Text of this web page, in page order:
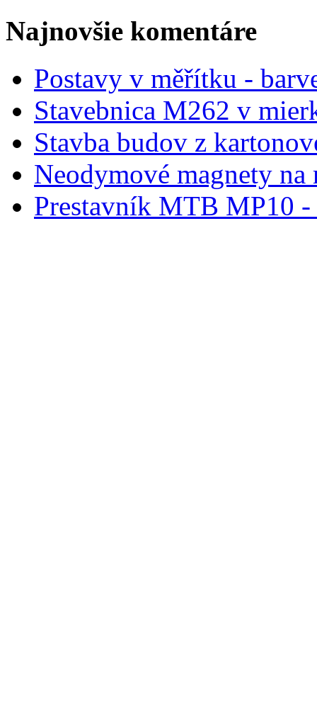
Najnovšie komentáre
Postavy v měřítku -
Stavebnica M262 v
Stavba budov z
Neodymové magnety na
Prestavník MTB MP10